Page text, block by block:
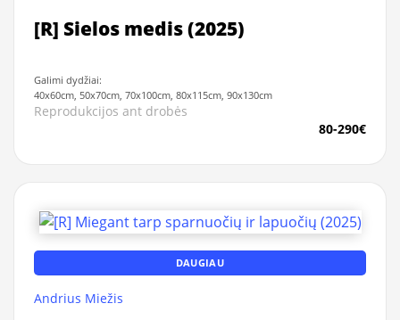
[R] Sielos medis (2025)
Galimi dydžiai:
40x60cm, 50x70cm, 70x100cm, 80x115cm, 90x130cm
Reprodukcijos ant drobės
80-290€
DAUGIAU
Andrius Miežis